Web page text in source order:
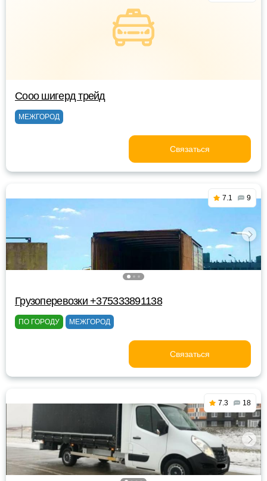
Сооо шигерд трейд
МЕЖГОРОД
Связаться
7.1 9
Грузоперевозки +375333891138
ПО ГОРОДУ МЕЖГОРОД
Связаться
7.3 18